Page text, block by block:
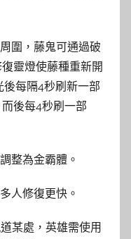
圍，藤鬼可通過破
靈燈使藤種重新開
每隔4秒刷新一部
後每4秒刷一部
整為金霸體。
人修復更快。
某處，英雄需使用